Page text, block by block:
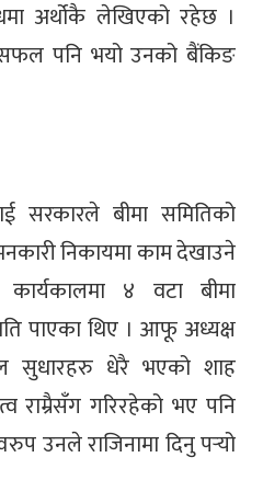
अर्थोकै लेखिएको रहेछ ।
पनि भयो उनको बैंकिङ
सरकारले बीमा समितिको
निकायमा काम देखाउने
४ वटा बीमा
पाएका थिए । आफू अध्यक्ष
सुधारहरु धेरै भएको शाह
राम्रैसँग गरिरहेको भए पनि
उनले राजिनामा दिनु पर्‍यो